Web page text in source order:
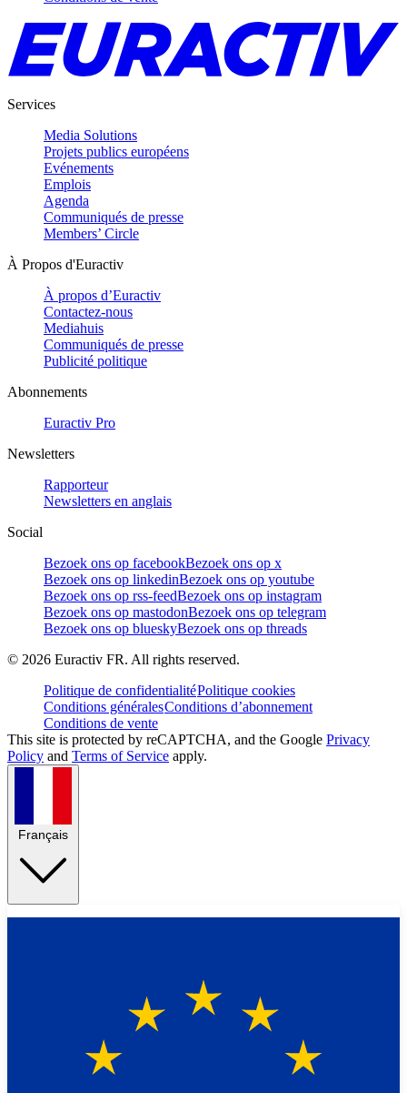
Services
Media Solutions
Projets publics européens
Evénements
Emplois
Agenda
Communiqués de presse
Members’ Circle
À Propos d'Euractiv
À propos d’Euractiv
Contactez-nous
Mediahuis
Communiqués de presse
Publicité politique
Abonnements
Euractiv Pro
Newsletters
Rapporteur
Newsletters en anglais
Social
Bezoek ons op facebookBezoek ons op x
Bezoek ons op linkedinBezoek ons op youtube
Bezoek ons op rss-feedBezoek ons op instagram
Bezoek ons op mastodonBezoek ons op telegram
Bezoek ons op blueskyBezoek ons op threads
© 2026 Euractiv FR. All rights reserved.
Politique de confidentialitéPolitique cookies
Conditions généralesConditions d’abonnement
Conditions de vente
This site is protected by reCAPTCHA, and the Google Privacy
Policy and Terms of Service apply.
Français